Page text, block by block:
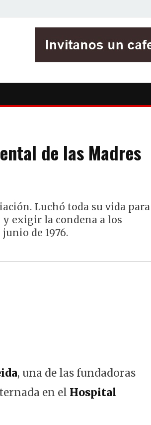
de las Madres
Luchó toda su vida para
exigir la condena a los
de 1976.
, una de las fundadoras
en el Hospital